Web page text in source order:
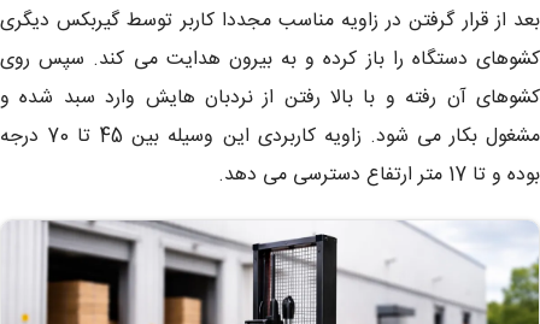
بعد از قرار گرفتن در زاویه مناسب مجددا کاربر توسط گیربکس دیگری
کشوهای دستگاه را باز کرده و به بیرون هدایت می کند. سپس روی
کشوهای آن رفته و با بالا رفتن از نردبان هایش وارد سبد شده و
مشغول بکار می شود. زاویه کاربردی این وسیله بین 45 تا 70 درجه
بوده و تا 17 متر ارتفاع دسترسی می دهد.